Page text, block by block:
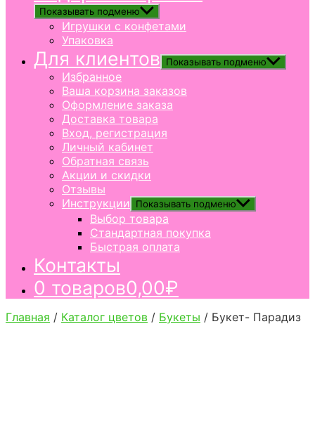
Показывать подменю
Игрушки с конфетами
Упаковка
Для клиентов Показывать подменю
Избранное
Ваша корзина заказов
Оформление заказа
Доставка товара
Вход, регистрация
Личный кабинет
Обратная связь
Акции и скидки
Отзывы
Инструкции
Показывать подменю
Выбор товара
Стандартная покупка
Быстрая оплата
Контакты
0 товаров0,00₽
Главная / Каталог цветов / Букеты / Букет- Парадиз